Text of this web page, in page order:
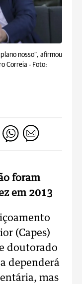
nosso”, afirmou
Correia - Foto:
foram
em 2013
(Capes)
doutorado
dependerá
mas